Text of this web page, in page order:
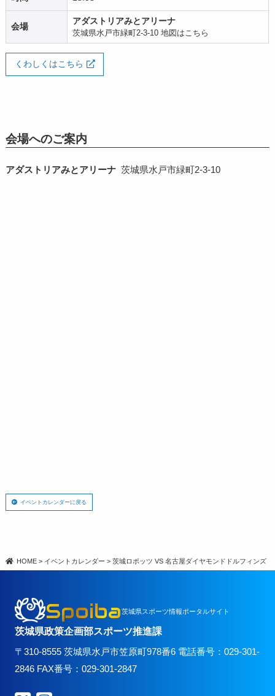
会場
アダストリアみとアリーナ
茨城県水戸市緑町2-3-10 地図はこちら
くわしくはこちら
会場へのご案内
アダストリアみとアリーナ 茨城県水戸市緑町2-3-10
イベントカレンダーに戻る
HOME > イベントカレンダー >茨城ロボッツ VS 名古屋ダイヤモンドドルフィンズ
Spoiba茨城県スポーツ情報ポータルサイト
茨城県政策企画部スポーツ推進課
〒310-8555 茨城県水戸市笠原町978番6 電話番号：029-301-
2846 FAX番号：029-301-2847